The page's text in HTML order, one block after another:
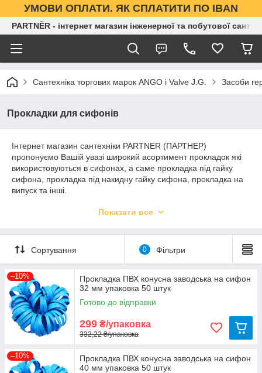
УМОВИ ОПЛАТИ. ЯК СПЛАТИТИ ПО IBAN
PARTNЁR - інтернет магазин інженерної та побутової
Сантехніка торгових марок ANGO і Valve J.G. Засоби
Прокладки для сифонів
Інтернет магазин сантехніки PARTNER (ПАРТНЕР)
пропонуємо Вашій увазі широкий асортимент прокладок які
використовуються в сифонах, а саме прокладка під гайку
сифона, прокладка під накидну гайку сифона, прокладка на
випуск та інші.
компанія є оптовим постачальником сантехніки по всі
Показати все
Сортування 0 Фільтри
–10%
Прокладка ПВХ конусна заводська на сифон
32 мм упаковка 50 штук
Готово до відправки
299 ₴/упаковка
332,22 ₴/упаковка
–10%
Прокладка ПВХ конусна заводська на сифон
40 мм упаковка 50 штук